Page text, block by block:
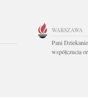
WARSZAWA
Pani
współczucia